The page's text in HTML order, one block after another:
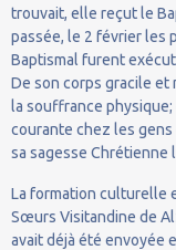
trouvait, elle reçut le
passée, le 2 février les
Baptismal furent
De son corps gracile et
la souffrance
courante chez les gens
sa sagesse
La formation culturelle
Sœurs Visitandine de
avait déjà été envoyée